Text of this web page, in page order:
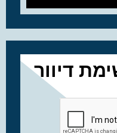
דיוור